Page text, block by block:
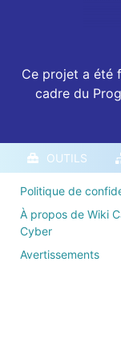
Ce projet a été
cadre du
OUTILS
Politique de
À propos de Wiki
Cyber
Avertissements